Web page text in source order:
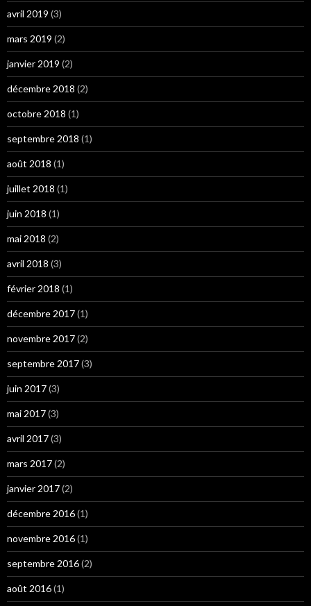
avril 2019 (3)
mars 2019 (2)
janvier 2019 (2)
décembre 2018 (2)
octobre 2018 (1)
septembre 2018 (1)
août 2018 (1)
juillet 2018 (1)
juin 2018 (1)
mai 2018 (2)
avril 2018 (3)
février 2018 (1)
décembre 2017(1)
novembre 2017(2)
septembre 2017(3)
juin 2017(3)
mai 2017(3)
avril 2017(3)
mars 2017(2)
janvier 2017(2)
décembre 2016(1)
novembre 2016(1)
septembre 2016(2)
août 2016(1)